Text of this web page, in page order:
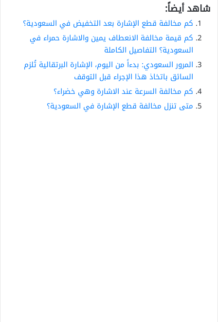
شاهد أيضاً:
كم مخالفة قطع الإشارة بعد التخفيض في السعودية؟
كم قيمة مخالفة الانعطاف يمين والاشارة حمراء في
السعودية؟ التفاصيل الكاملة
المرور السعودي: بدءاً من اليوم، الإشارة البرتقالية تُلزم
السائق باتخاذ هذا الإجراء قبل التوقف
كم مخالفة السرعة عند الاشارة وهي خضراء؟
متى تنزل مخالفة قطع الإشارة في السعودية؟